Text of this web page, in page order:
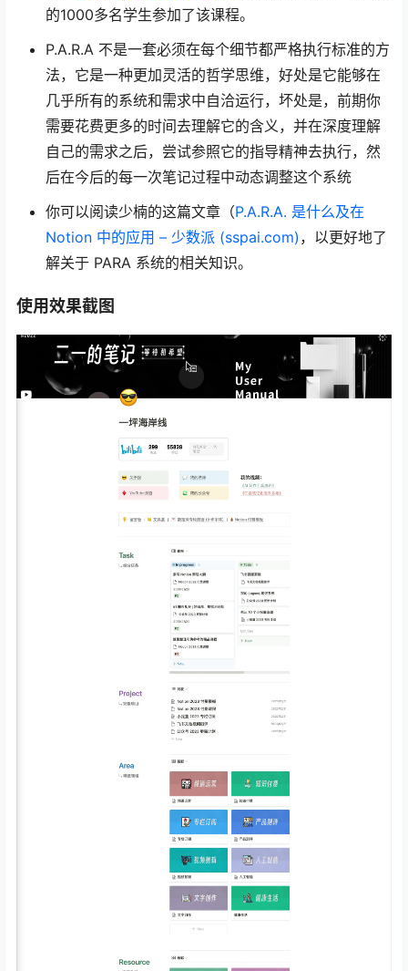
的1000多名学生参加了该课程。
P.A.R.A 不是一套必须在每个细节都严格执行标准的方
法，它是一种更加灵活的哲学思维，好处是它能够在
几乎所有的系统和需求中自洽运行，坏处是，前期你
需要花费更多的时间去理解它的含义，并在深度理解
自己的需求之后，尝试参照它的指导精神去执行，然
后在今后的每一次笔记过程中动态调整这个系统
你可以阅读少楠的这篇文章（P.A.R.A. 是什么及在
Notion 中的应用 – 少数派 (sspai.com) ，以更好地了
解关于 PARA 系统的相关知识。
使用效果截图